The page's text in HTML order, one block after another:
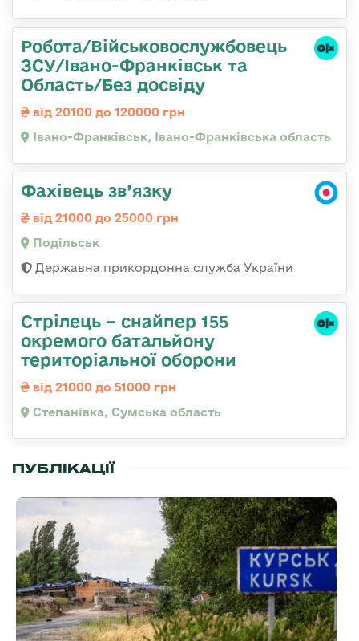
Робота/Військовослужбовець
ЗСУ/Івано-Франківськ та
Область/Без досвіду
від 20100 до 120000 грн
Івано-Франківськ, Івано-Франківська область
Фахівець зв’язку
від 21000 до 25000 грн
Подільськ
Державна прикордонна служба України
Стрілець – снайпер 155
окремого батальйону
територіальної оборони
від 21000 до 51000 грн
Степанівка, Сумська область
ПУБЛІКАЦІЇ